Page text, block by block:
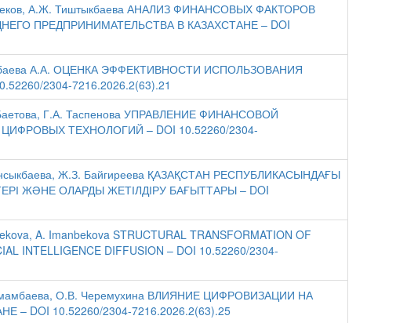
А.Ж. Тиштыкбаева АНАЛИЗ ФИНАНСОВЫХ ФАКТОРОВ
ПРЕДПРИНИМАТЕЛЬСТВА В КАЗАХСТАНЕ – DOI
А.А. ОЦЕНКА ЭФФЕКТИВНОСТИ ИСПОЛЬЗОВАНИЯ
2304-7216.2026.2(63).21
Г.А. Таспенова УПРАВЛЕНИЕ ФИНАНСОВОЙ
ТЕХНОЛОГИЙ – DOI 10.52260/2304-
Ж.З. Байгиреева ҚАЗАҚСТАН РЕСПУБЛИКАСЫНДАҒЫ
ЖӘНЕ ОЛАРДЫ ЖЕТІЛДІРУ БАҒЫТТАРЫ – DOI
A. Imanbekova STRUCTURAL TRANSFORMATION OF
INTELLIGENCE DIFFUSION – DOI 10.52260/2304-
О.В. Черемухина ВЛИЯНИЕ ЦИФРОВИЗАЦИИ НА
DOI 10.52260/2304-7216.2026.2(63).25